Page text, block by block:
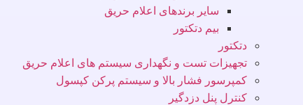
سایر برندهای اعلام حریق
بیم دتکتور
دتکتور
تجهیزات تست و نگهداری سیستم های اعلام حریق
کمپرسور فشار بالا و سیستم پرکن کپسول
کنترل پنل دزدگیر